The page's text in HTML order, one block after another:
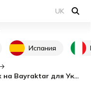
UK
Испания
В Польше собрали 9 млн злотых на Bayraktar для Украины